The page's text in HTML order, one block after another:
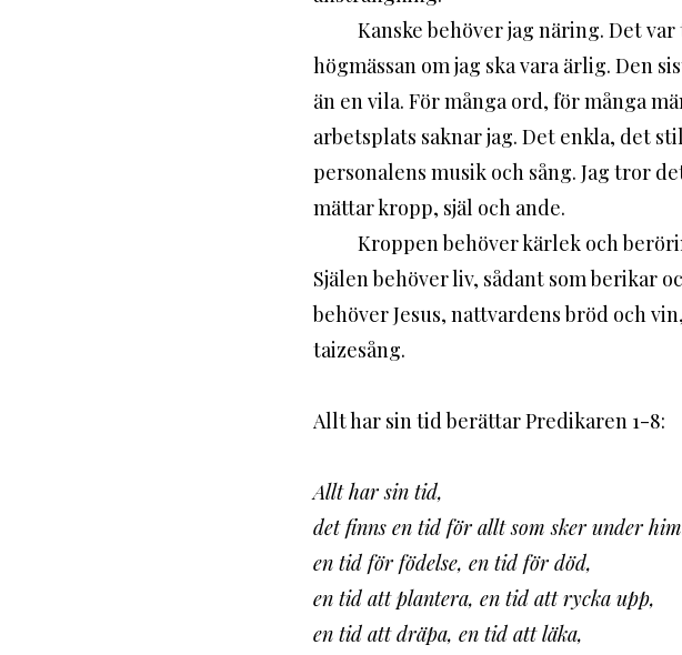
högmässan om jag ska vara ärlig. Den
än en vila. För många ord, för många
arbetsplats saknar jag. Det enkla, det
personalens musik och sång. Jag tror
mättar kropp, själ och ande.
Själen behöver liv, sådant som berikar
behöver Jesus, nattvardens bröd och
taizesång.
Allt har sin tid berättar Predikaren 1-8:
Allt har sin tid,
det finns en tid för allt som sker under
en tid för födelse, en tid för död,
en tid att plantera, en tid att rycka upp,
en tid att dräpa, en tid att läka,